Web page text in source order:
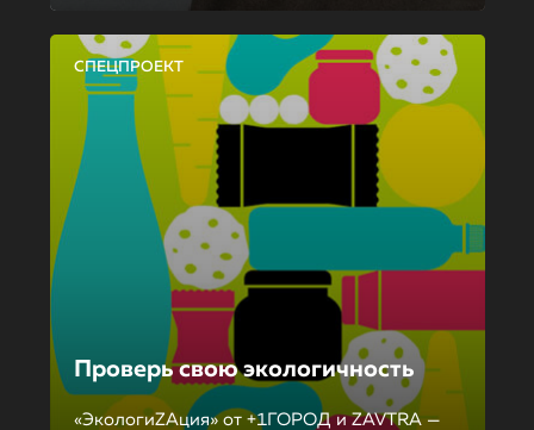
СПЕЦПРОЕКТ
Проверь свою экологичность
«ЭкологиZAция» от +1ГОРОД и ZAVTRA —